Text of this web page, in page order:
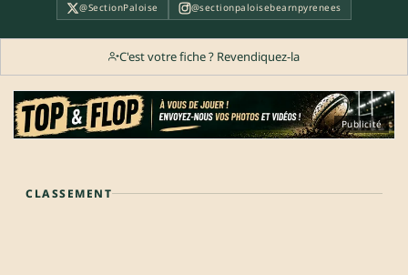
@SectionPaloise @sectionpaloisebearnpyrenees
C'est votre fiche ? Revendiquez-la
Publicité
CLASSEMENT